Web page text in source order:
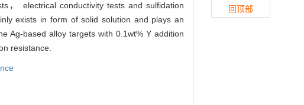
， electrical conductivity tests and sulfidation
exists in form of solid solution and plays an
Ag-based alloy targets with 0.1wt% Y addition
resistance.
回顶部